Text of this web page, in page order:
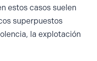
estos casos suelen
superpuestos
la explotación